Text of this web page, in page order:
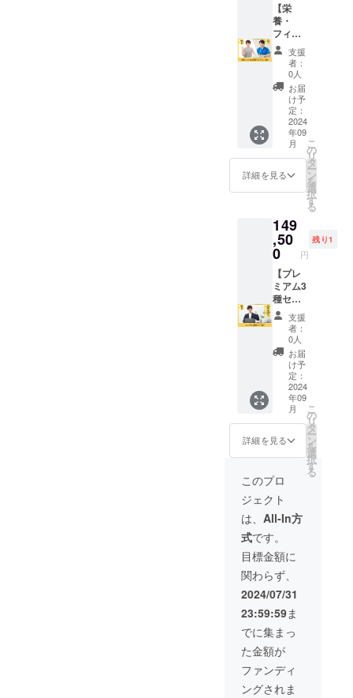
を作
成。24
時間ト
レー
ナーへ
の質問
も可能
（１日3
回ま
で）。
※詳細は
メール
にて調
整いた
限は、
2024年
9月～
2025年
8月まで
です。
間分の
各ス
ポーツ
専用の
トレー
ニング
プラン
を作
成。24
時間ト
レー
ナーへ
の質問
も可能
※詳細は
メール
にて調
整いた
しま
す。 ※
有効期
限は、
2024年
9月～
2025年
8月まで
です。
・場
所：
zoomに
て実施
・内
容：＜
栄養＞1
週間分
の食事
を送信
して頂
き、そ
ちらと
ヒアリ
ングか
ら各ス
専用の
食事ア
ドバイ
ス ＜
フィジ
カル＞
プレー
動画を
送信し
て頂
き、そ
ちらと
ヒアリ
ングか
ら各ス
ポーツ
専用の
トレー
ニング
アドバ
イス ＜
メンタ
ル＞ヒ
アリン
グから
各ス
ポーツ
専用の
メンタ
ルト
レーニ
ングを
行いま
す ※詳
細は
メール
にて調
整いた
業紹介
文を企
業スポ
ンサー
として
掲載い
たしま
す。 ※
掲載内
容は
メール
にて打
合せさ
せてい
ただき
ます。
ワーク
販売ま
たは企
業イ
メージ
が相違
する場
合等、
お断り
させて
いただ
く場合
があり
ます。
お断り
させて
いただ
いた場
合は返
金はさ
せてい
ただき
ます。
※掲載期
間は
2024年
9月～
2025年
8月まで
の1年間
です。
HPはこ
ちら
https://
conphy
m.com/
【栄
養・
フィジ
カル指
導プレ
ミアム
（3
回）】
栄養・
フィジ
カル指
導のプ
レミア
ムコー
スの
セット
試しい
ただけ
る権利
です。
まずは
体作り
から！
と思っ
ている
方にお
すすめ
です。
アス
リート
を体の
中から
と外か
らをサ
ポート
する
コース
をぜひ
ご体験
くださ
い。 ■
詳細 ・
日程：
別途調
整 ・時
間：各
部門で
週1回30
分×3回
・場
所：
zoomに
て実施
・内
支援
者：
0人
お届
け予
定：
2024
年09
月
詳細を見る
こ
の
リ
タ
ー
ン
を
選
択
す
る
149
,50
0 円
残り1
【プレ
ミアム3
種セッ
ト（3
回）】
栄養・
フィジ
カル・
メンタ
ル指導
のプレ
ミアム
コース
のセッ
トを3回
お試し
いただ
ける権
利で
す。 ア
スリー
トを体
の中か
らと外
からを
サポー
トする
コース
をぜひ
ご体験
くださ
い。 ■
詳細 ・
日程：
支援
者：
0人
お届
け予
定：
2024
年09
月
詳細を見る
こ
の
リ
タ
ー
ン
を
選
択
す
る
このプロ
ジェクト
は、 All-In方
式です。
目標金額に
関わらず、
2024/07/31
23:59:59ま
でに集まっ
た金額が
ファンディ
ングされま